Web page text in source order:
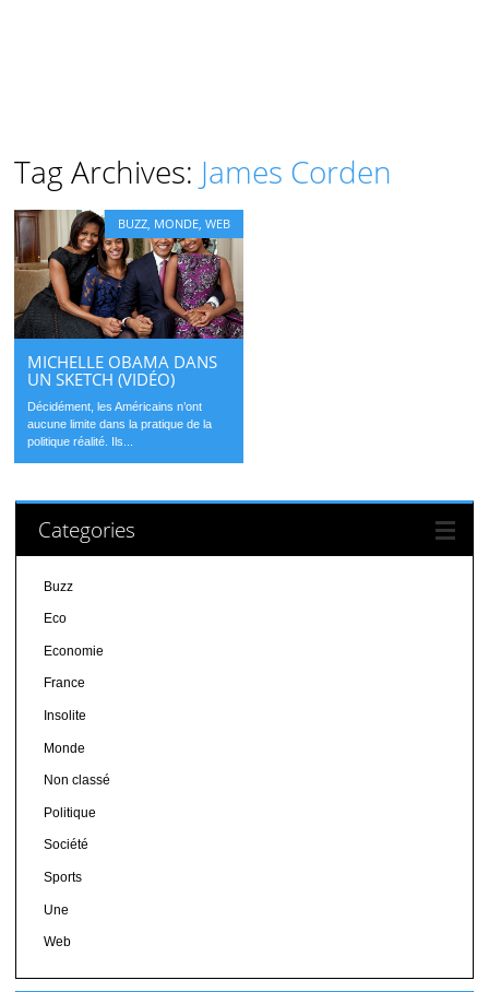
Tag Archives: James Corden
BUZZ MONDE ,WEB
MICHELLE OBAMA DANS
UN SKETCH (VIDÉO)
Décidément, les Américains n’ont
aucune limite dans la pratique de la
politique réalité. Ils...
Categories
Buzz
Eco
Economie
France
Insolite
Monde
Non classé
Politique
Société
Sports
Une
Web